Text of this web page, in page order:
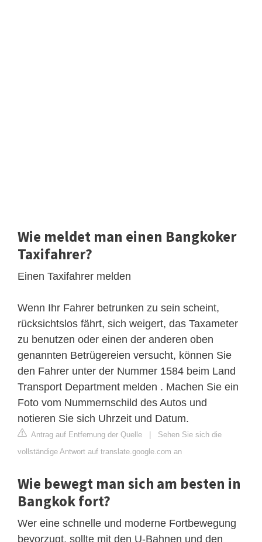
Wie meldet man einen Bangkoker
Taxifahrer?
Einen Taxifahrer melden
Wenn Ihr Fahrer betrunken zu sein scheint,
rücksichtslos fährt, sich weigert, das Taxameter
zu benutzen oder einen der anderen oben
genannten Betrügereien versucht, können Sie
den Fahrer unter der Nummer 1584 beim Land
Transport Department melden . Machen Sie ein
Foto vom Nummernschild des Autos und
notieren Sie sich Uhrzeit und Datum.
Antrag auf Entfernung der Quelle | Sehen Sie sich die
vollständige Antwort auf translate.google.com an
Wie bewegt man sich am besten in
Bangkok fort?
Wer eine schnelle und moderne Fortbewegung
bevorzugt, sollte mit den U-Bahnen und den